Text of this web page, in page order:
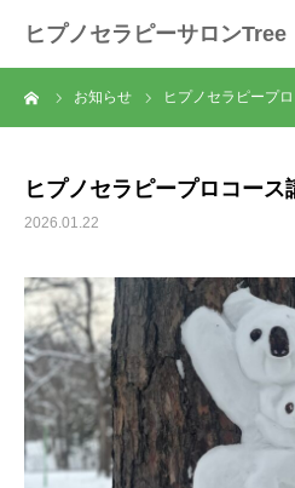
ヒプノセラピーサロンTree
お知らせ ヒプノセラピープ
ヒプノセラピープロコース
2026.01.22
ホーム
セラピーの流れ
メニュー
料金